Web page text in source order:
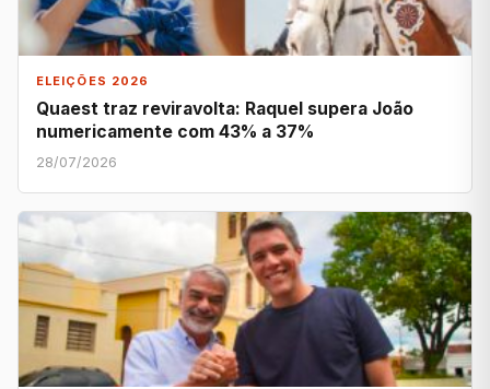
ELEIÇÕES 2026
Quaest traz reviravolta: Raquel supera João
numericamente com 43% a 37%
28/07/2026